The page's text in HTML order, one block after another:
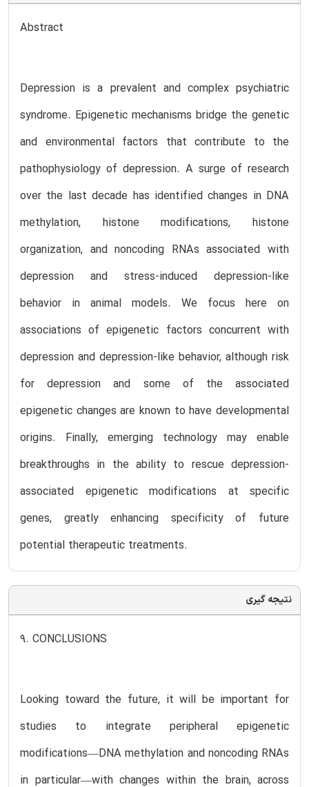
Abstract
Depression is a prevalent and complex psychiatric
syndrome. Epigenetic mechanisms bridge the genetic
and environmental factors that contribute to the
pathophysiology of depression. A surge of research
over the last decade has identified changes in DNA
methylation, histone modifications, histone
organization, and noncoding RNAs associated with
depression and stress-induced depression-like
behavior in animal models. We focus here on
associations of epigenetic factors concurrent with
depression and depression-like behavior, although risk
for depression and some of the associated
epigenetic changes are known to have developmental
origins. Finally, emerging technology may enable
breakthroughs in the ability to rescue depression-
associated epigenetic modifications at specific
genes, greatly enhancing specificity of future
potential therapeutic treatments.
نتیجه گیری
9. CONCLUSIONS
Looking toward the future, it will be important for
studies to integrate peripheral epigenetic
modifications—DNA methylation and noncoding RNAs
in particular—with changes within the brain, across